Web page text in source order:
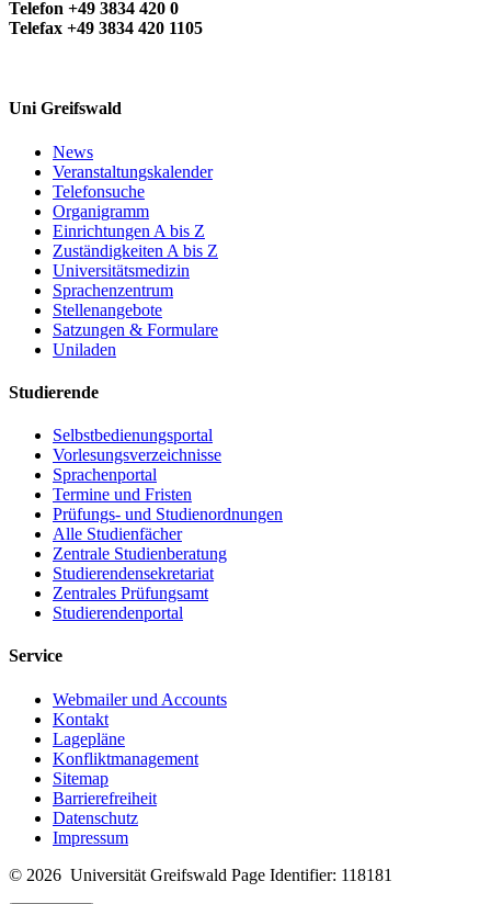
Telefon +49 3834 420 0
Telefax +49 3834 420 1105
Uni Greifswald
News
Veranstaltungskalender
Telefonsuche
Organigramm
Einrichtungen A bis Z
Zuständigkeiten A bis Z
Universitätsmedizin
Sprachenzentrum
Stellenangebote
Satzungen & Formulare
Uniladen
Studierende
Selbstbedienungsportal
Vorlesungsverzeichnisse
Sprachenportal
Termine und Fristen
Prüfungs- und Studienordnungen
Alle Studienfächer
Zentrale Studienberatung
Studierendensekretariat
Zentrales Prüfungsamt
Studierendenportal
Service
Webmailer und Accounts
Kontakt
Lagepläne
Konfliktmanagement
Sitemap
Barrierefreiheit
Datenschutz
Impressum
© 2026 Universität Greifswald Page Identifier: 118181